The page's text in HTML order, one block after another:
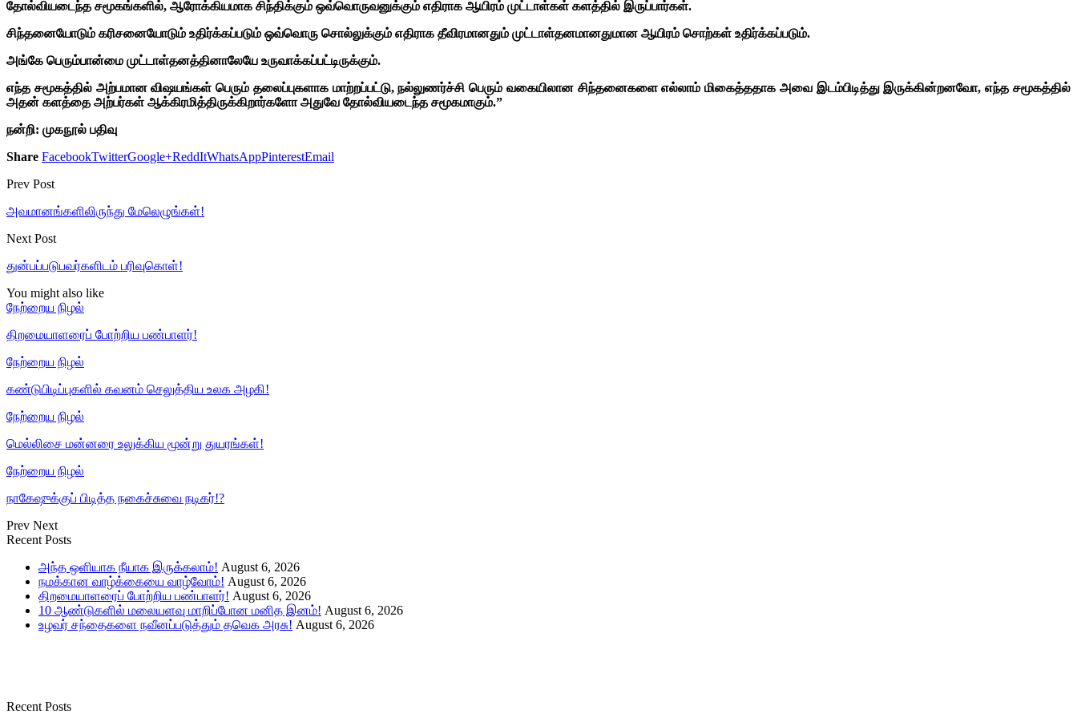
தோல்வியடைந்த சமூகங்களில், ஆரோக்கியமாக சிந்திக்கும் ஒவ்வொருவனுக்கும் எதிராக ஆயிரம் முட்டாள்கள் களத்தில் இருப்பார்கள்.
சிந்தனையோடும் கரிசனையோடும் உதிர்க்கப்படும் ஒவ்வொரு சொல்லுக்கும் எதிராக தீவிரமானதும் முட்டாள்தனமானதுமான ஆயிரம் சொற்கள் உதிர்க்கப்படும்.
அங்கே பெரும்பான்மை முட்டாள்தனத்தினாலேயே உருவாக்கப்பட்டிருக்கும்.
எந்த சமூகத்தில் அற்பமான விஷயங்கள் பெரும் தலைப்புகளாக மாற்றப்பட்டு, நல்லுணர்ச்சி பெரும் வகையிலான சிந்தனைகளை எல்லாம் மிகைத்ததாக அவை இடம்பிடித்து இருக்கின்றனவோ, எந்த சமூகத்தில்
அதன் களத்தை அற்பர்கள் ஆக்கிரமித்திருக்கிறார்களோ அதுவே தோல்வியடைந்த சமூகமாகும்.”
நன்றி: முகநூல் பதிவு
Share FacebookTwitterGoogle+ReddItWhatsAppPinterestEmail
Prev Post
அவமானங்களிலிருந்து மேலெழுங்கள்!
Next Post
துன்பப்படுபவர்களிடம் பரிவுகொள்!
You might also like
நேற்றைய நிழல்
திறமையாளரைப் போற்றிய பண்பாளர்!
நேற்றைய நிழல்
கண்டுபிடிப்புகளில் கவனம் செலுத்திய உலக அழகி!
நேற்றைய நிழல்
மெல்லிசை மன்னரை உலுக்கிய மூன்று துயரங்கள்!
நேற்றைய நிழல்
நாகேஷுக்குப் பிடித்த நகைச்சுவை நடிகர்!?
Prev Next
Recent Posts
அந்த ஒளியாக நீயாக இருக்கலாம்! August 6, 2026
நமக்கான வாழ்க்கையை வாழ்வோம்! August 6, 2026
திறமையாளரைப் போற்றிய பண்பாளர்! August 6, 2026
10 ஆண்டுகளில் மலையளவு மாறிப்போன மனித இனம்! August 6, 2026
உழவர் சந்தைகளை நவீனப்படுத்தும் தவெக அரசு! August 6, 2026
Recent Posts